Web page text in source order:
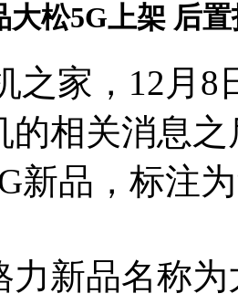
松5G上架 后
之家，12月
的相关消息
新品，标注
力新品名称